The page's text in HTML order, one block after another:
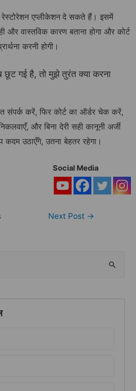
एप्लीकेशन दे सकते हैं। इसमें
और वास्तविक कारण बताना होगा और कोर्ट
करनी होगी।
छूट गई है, तो मुझे तुरंत क्या करना
करें, फिर कोर्ट का ऑर्डर चेक करें,
और बिना देरी सही कानूनी अर्जी
उठाएँगे, उतना बेहतर रहेगा।
Social Media
Next Post →